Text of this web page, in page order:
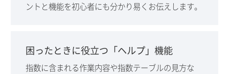
ントと機能を初心者にも分かり易くお伝えします。
困ったときに役立つ「ヘルプ」機能
指数に含まれる作業内容や指数テーブルの見方な